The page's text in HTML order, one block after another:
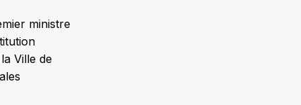
ministre
Ville de